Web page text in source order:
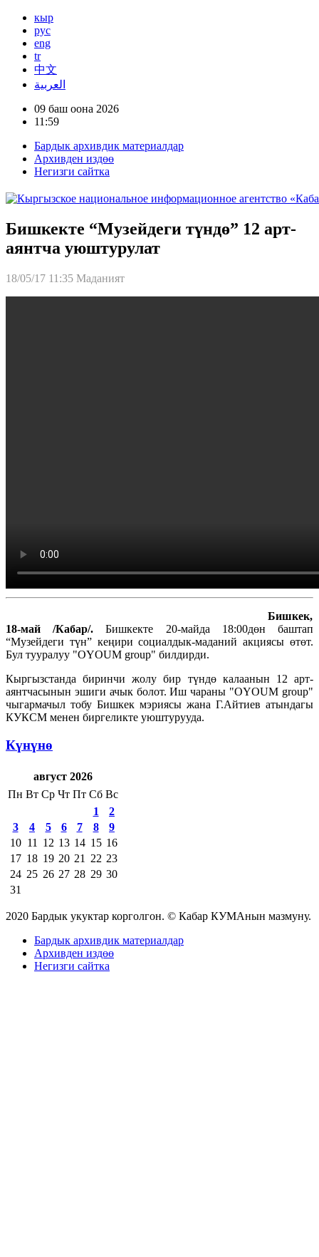
кыр
рус
eng
tr
中文
العربية
09 баш оона 2026
11:59
Бардык архивдик материалдар
Архивден издөө
Негизги сайтка
Бишкекте “Музейдеги түндө” 12 арт-
аянтча уюштурулат
18/05/17 11:35 Маданият
Бишкек,
18-май /Кабар/.
Бишкекте 20-майда 18:00дөн баштап
“Музейдеги түн” кеңири социалдык-маданий акциясы өтөт.
Бул тууралуу "OYOUM group" билдирди.
Кыргызстанда биринчи жолу бир түндө калаанын 12 арт-
аянтчасынын эшиги ачык болот. Иш чараны "OYOUM group"
чыгармачыл тобу Бишкек мэриясы жана Г.Айтиев атындагы
КУКСМ менен биргеликте уюштурууда.
Күнүнө
август 2026
Пн Вт Ср Чт Пт Сб Вс
1
2
3
4 5 6 7 8
9
10 11 12 13 14 15 16
17 18 19 20 21 22 23
24 25 26 27 28 29 30
31
2020 Бардык укуктар корголгон. © Кабар КУМАнын мазмуну.
Бардык архивдик материалдар
Архивден издөө
Негизги сайтка